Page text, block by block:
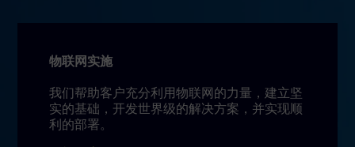
物联网实施
我们帮助客户充分利用物联网的力量，建立坚
实的基础，开发世界级的解决方案，并实现顺
利的部署。